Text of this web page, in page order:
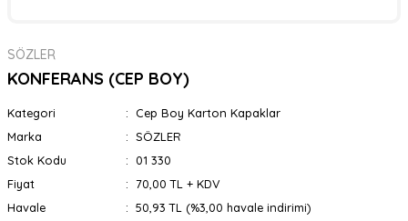
SÖZLER
KONFERANS (CEP BOY)
Kategori
Cep Boy Karton Kapaklar
Marka
SÖZLER
Stok Kodu
01 330
Fiyat
70,00 TL + KDV
Havale
50,93 TL (%3,00 havale indirimi)